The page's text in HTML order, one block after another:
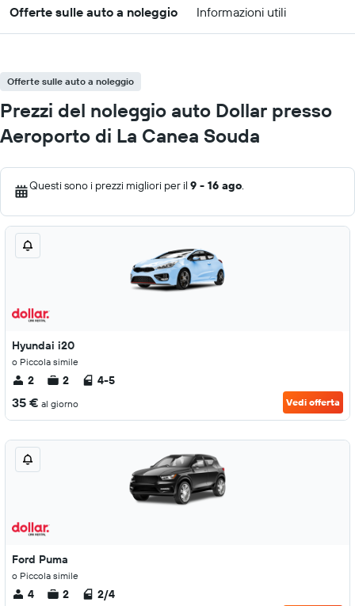
Offerte sulle auto a noleggio Informazioni utili
Offerte sulle auto a noleggio
Prezzi del noleggio auto Dollar presso
Aeroporto di La Canea Souda
Questi sono i prezzi migliori per il 9 - 16 ago.
Hyundai i20
o Piccola simile
2 2 4-5
35 € al giorno Vedi offerta
Ford Puma
o Piccola simile
4 2 2/4